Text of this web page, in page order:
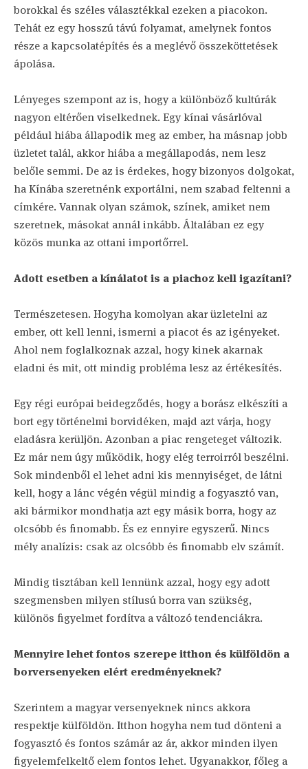
borokkal és széles választékkal ezeken a piacokon.
Tehát ez egy hosszú távú folyamat, amelynek fontos
része a kapcsolatépítés és a meglévő összeköttetések
ápolása.
Lényeges szempont az is, hogy a különböző kultúrák
nagyon eltérően viselkednek. Egy kínai vásárlóval
például hiába állapodik meg az ember, ha másnap jobb
üzletet talál, akkor hiába a megállapodás, nem lesz
belőle semmi. De az is érdekes, hogy bizonyos dolgokat,
ha Kínába szeretnénk exportálni, nem szabad feltenni a
címkére. Vannak olyan számok, színek, amiket nem
szeretnek, másokat annál inkább. Általában ez egy
közös munka az ottani importőrrel.
Adott esetben a kínálatot is a piachoz kell igazítani?
Természetesen. Hogyha komolyan akar üzletelni az
ember, ott kell lenni, ismerni a piacot és az igényeket.
Ahol nem foglalkoznak azzal, hogy kinek akarnak
eladni és mit, ott mindig probléma lesz az értékesítés.
Egy régi európai beidegződés, hogy a borász elkészíti a
bort egy történelmi borvidéken, majd azt várja, hogy
eladásra kerüljön. Azonban a piac rengeteget változik.
Ez már nem úgy működik, hogy elég terroirról beszélni.
Sok mindenből el lehet adni kis mennyiséget, de látni
kell, hogy a lánc végén végül mindig a fogyasztó van,
aki bármikor mondhatja azt egy másik borra, hogy az
olcsóbb és finomabb. És ez ennyire egyszerű. Nincs
mély analízis: csak az olcsóbb és finomabb elv számít.
Mindig tisztában kell lennünk azzal, hogy egy adott
szegmensben milyen stílusú borra van szükség,
különös figyelmet fordítva a változó tendenciákra.
Mennyire lehet fontos szerepe itthon és külföldön a
borversenyeken elért eredményeknek?
Szerintem a magyar versenyeknek nincs akkora
respektje külföldön. Itthon hogyha nem tud dönteni a
fogyasztó és fontos számár az ár, akkor minden ilyen
figyelemfelkeltő elem fontos lehet. Ugyanakkor, főleg a